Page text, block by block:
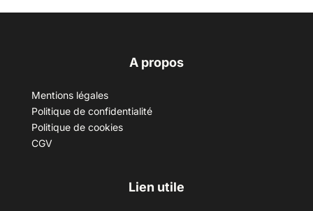
A propos
Mentions légales
Politique de confidentialité
Politique de cookies
CGV
Lien utile